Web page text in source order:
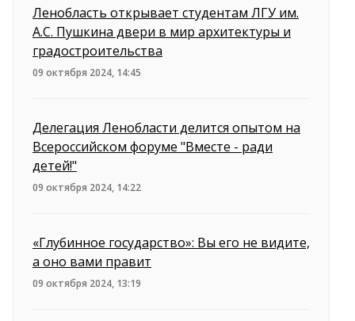
Ленобласть открывает студентам ЛГУ им.
А.С. Пушкина двери в мир архитектуры и
градостроительства
09 октября 2024, 14:45
Делегация Ленобласти делится опытом на
Всероссийском форуме "Вместе - ради
детей!"
09 октября 2024, 14:22
«Глубинное государство»: Вы его не видите,
а оно вами правит
09 октября 2024, 13:19